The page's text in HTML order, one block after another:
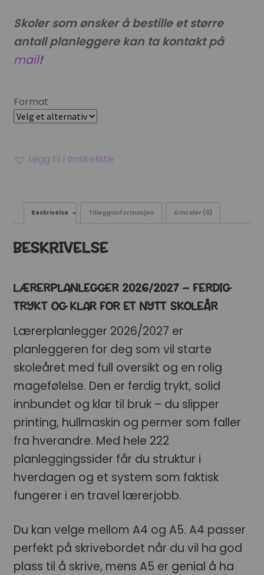
Skoler som ønsker å bestille et større
antall planleggere kan ta kontakt på
mail!
Format
Legg til i ønskeliste
Beskrivelse Tilleggsinformasjon Omtaler (0)
BESKRIVELSE
LÆRERPLANLEGGER 2026/2027 – FERDIG
TRYKT OG KLAR FOR ET NYTT SKOLEÅR
Lærerplanlegger 2026/2027 er
planleggeren for deg som vil starte
skoleåret med full oversikt og en rolig
magefølelse. Den er ferdig trykt, solid
innbundet og klar til bruk – du slipper
printing, hullmaskin og permer som faller
fra hverandre. Med hele 222
planleggingssider får du struktur i
hverdagen og et system som faktisk
fungerer i en travel lærerjobb.
Du kan velge mellom A4 og A5. A4 passer
perfekt på skrivebordet når du vil ha god
plass til å skrive, mens A5 er genial å ha